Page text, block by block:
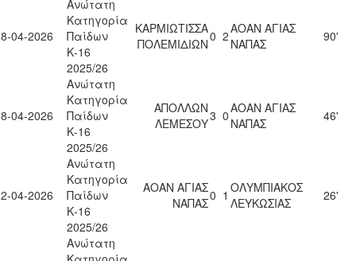
04-2026
Ανώτατη
Κατηγορία
Παίδων
Κ-16
2025/26
ΚΑΡΜΙΩΤΙΣΣΑ
ΠΟΛΕΜΙΔΙΩΝ0 2ΑΟΑΝ ΑΓΙΑΣ
ΝΑΠΑΣ
90'
04-2026
Ανώτατη
Κατηγορία
Παίδων
Κ-16
2025/26
ΑΠΟΛΛΩΝ
ΛΕΜΕΣΟΥ3 0ΑΟΑΝ ΑΓΙΑΣ
ΝΑΠΑΣ
46'
04-2026
Ανώτατη
Κατηγορία
Παίδων
Κ-16
2025/26
ΑΟΑΝ ΑΓΙΑΣ
ΝΑΠΑΣ0 1 ΟΛΥΜΠΙΑΚΟΣ
ΛΕΥΚΩΣΙΑΣ
26'
Ανώτατη